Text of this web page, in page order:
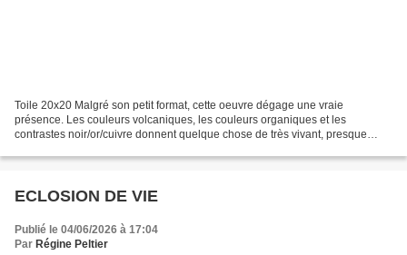
Toile 20x20 Malgré son petit format, cette oeuvre dégage une vraie
présence. Les couleurs volcaniques, les couleurs organiques et les
contrastes noir/or/cuivre donnent quelque chose de très vivant, presque
ECLOSION DE VIE
Publié le 04/06/2026 à 17:04
Par Régine Peltier